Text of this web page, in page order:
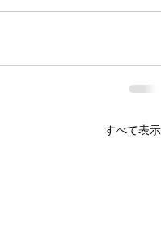
すべて表示